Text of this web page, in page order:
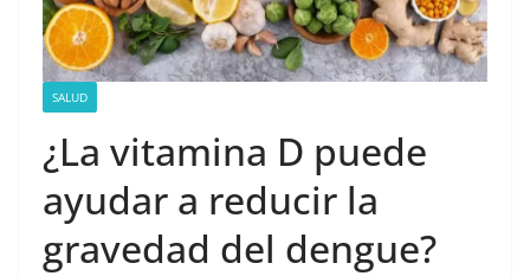
SALUD
¿La vitamina D puede
ayudar a reducir la
gravedad del dengue?